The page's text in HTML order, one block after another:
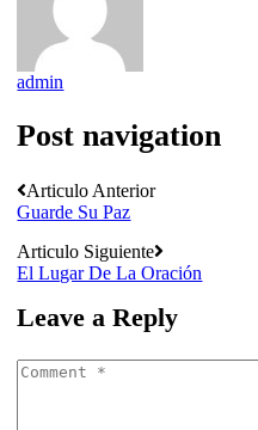
admin
Post navigation
Articulo Anterior
Guarde Su Paz
Articulo Siguiente
El Lugar De La Oración
Leave a Reply